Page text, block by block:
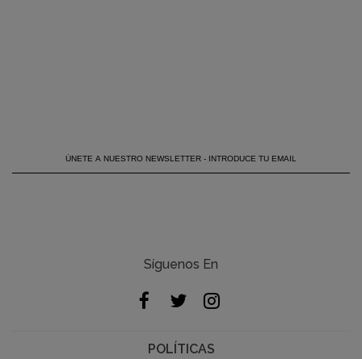
Síguenos En
POLÍTICAS